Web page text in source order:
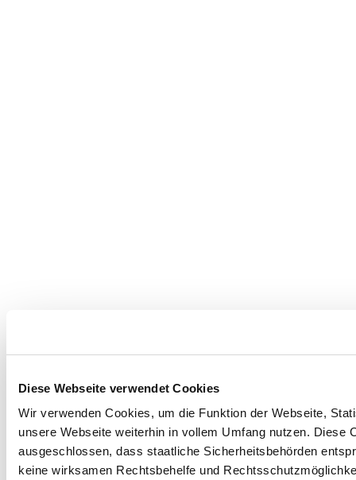
Diese Webseite verwendet Cookies
Wir verwenden Cookies, um die Funktion der Webseite,
unsere Webseite weiterhin in vollem Umfang nutzen.
ausgeschlossen, dass staatliche Sicherheitsbehörden
keine wirksamen Rechtsbehelfe und